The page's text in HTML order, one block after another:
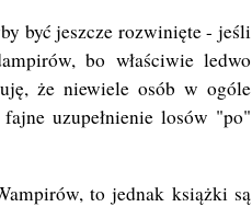
być jeszcze rozwinięte - jeśli
bo właściwie ledwo
że niewiele osób w ogóle
uzupełnienie losów "po"
to jednak książki są